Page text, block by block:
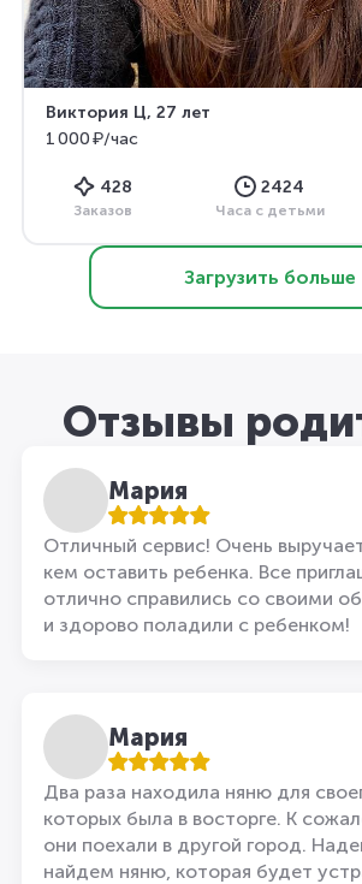
Виктория Ц, 27 лет
1 000 ₽/час
428
Заказов
2424
Часа с детьми
Загрузить больше
Отзывы
Мария
Отличный сервис! Очень
кем оставить ребенка. Все
отлично справились со своими
и здорово поладили с ребенком!
Мария
Два раза находила няню для
которых была в восторге. К
они поехали в другой город.
найдем няню, которая будет